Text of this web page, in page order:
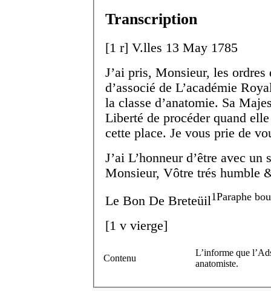
Transcription
[1 r] V.lles 13 May 1785
J’ai pris, Monsieur, les
d’associé de L’académie
la classe d’anatomie. Sa
Liberté de procéder quand
cette place. Je vous prie de
J’ai L’honneur d’être avec un
Monsieur, Vôtre trés humble
Le Bon De Breteüil1Paraphe
[1 v vierge]
Contenu
L’informe que
anatomiste.